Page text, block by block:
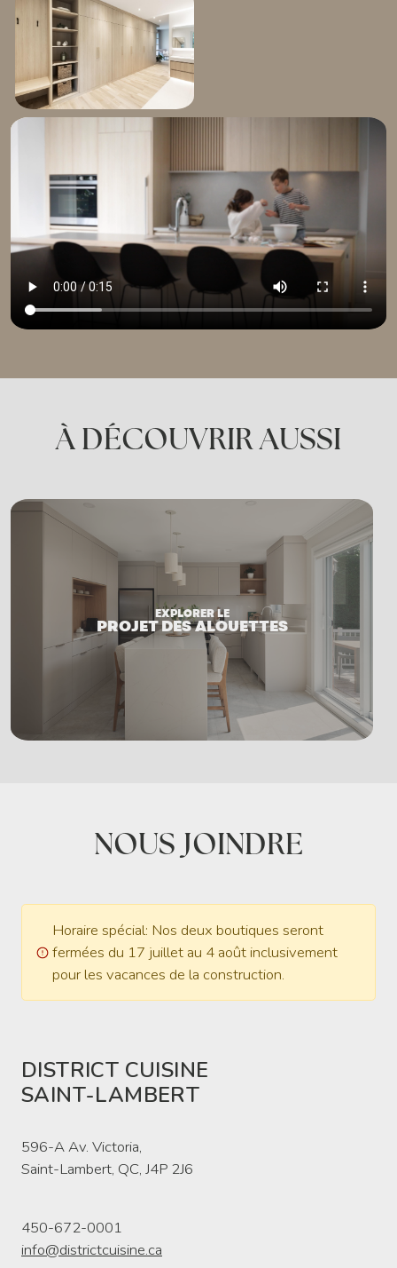
À DÉCOUVRIR AUSSI
EXPLORER LE
PROJET DES ALOUETTES
NOUS JOINDRE
Horaire spécial: Nos deux boutiques seront
fermées du 17 juillet au 4 août inclusivement
pour les vacances de la construction.
DISTRICT CUISINE
SAINT-LAMBERT
596-A Av. Victoria,
Saint-Lambert, QC, J4P 2J6
450-672-0001
info@districtcuisine.ca